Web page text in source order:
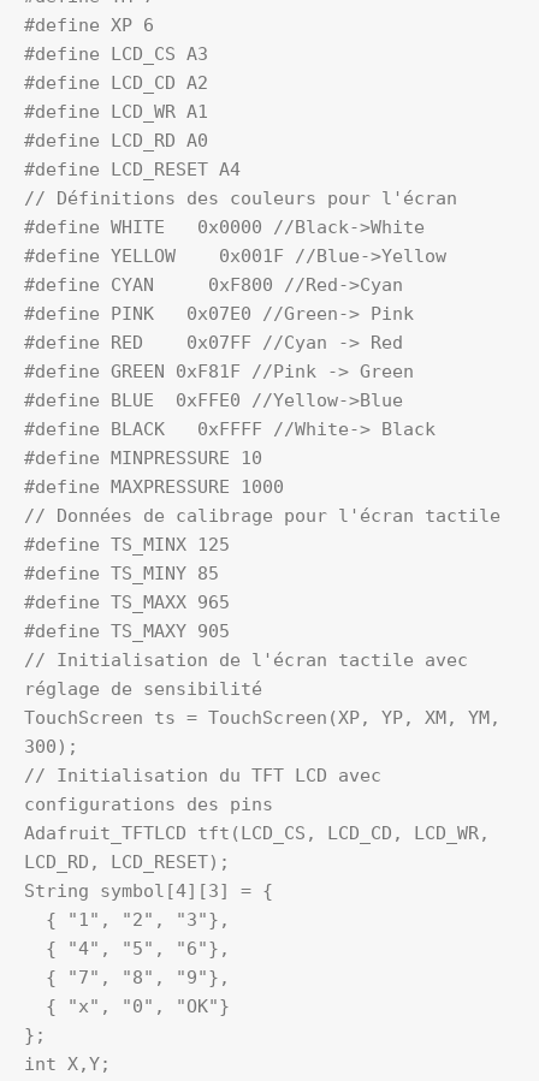
#define XP 6
#define LCD_CS A3
#define LCD_CD A2
#define LCD_WR A1
#define LCD_RD A0
#define LCD_RESET A4
// Définitions des couleurs pour l'écran
#define WHITE   0x0000 //Black->White
#define YELLOW    0x001F //Blue->Yellow
#define CYAN     0xF800 //Red->Cyan
#define PINK   0x07E0 //Green-> Pink
#define RED    0x07FF //Cyan -> Red
#define GREEN 0xF81F //Pink -> Green
#define BLUE  0xFFE0 //Yellow->Blue
#define BLACK   0xFFFF //White-> Black
#define MINPRESSURE 10
#define MAXPRESSURE 1000
// Données de calibrage pour l'écran tactile
#define TS_MINX 125
#define TS_MINY 85
#define TS_MAXX 965
#define TS_MAXY 905
// Initialisation de l'écran tactile avec
réglage de sensibilité
TouchScreen ts = TouchScreen(XP, YP, XM, YM,
300);
// Initialisation du TFT LCD avec
configurations des pins
Adafruit_TFTLCD tft(LCD_CS, LCD_CD, LCD_WR,
LCD_RD, LCD_RESET);
String symbol[4][3] = {
};
int X,Y;